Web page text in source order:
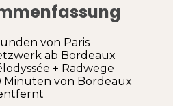
von Paris
ab Bordeaux
+ Radwege
Minuten von Bordeaux